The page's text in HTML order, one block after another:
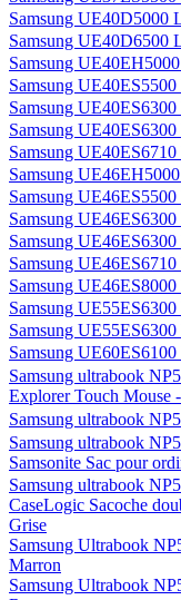
Samsung UE40D5000
Samsung UE40D6500
Samsung
Samsung
Samsung
Samsung
Samsung
Samsung
Samsung
Samsung
Samsung
Samsung
Samsung
Samsung
Samsung
Samsung
Samsung ultrabook
Explorer Touch Mouse
Samsung ultrabook
Samsung ultrabook
Samsonite Sac pour
Samsung ultrabook
CaseLogic Sacoche
Grise
Samsung Ultrabook
Marron
Samsung Ultrabook